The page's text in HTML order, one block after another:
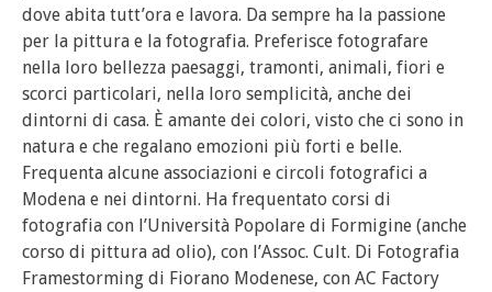
dove abita tutt’ora e lavora. Da sempre ha la passione
per la pittura e la fotografia. Preferisce fotografare
nella loro bellezza paesaggi, tramonti, animali, fiori e
scorci particolari, nella loro semplicità, anche dei
dintorni di casa. È amante dei colori, visto che ci sono in
natura e che regalano emozioni più forti e belle.
Frequenta alcune associazioni e circoli fotografici a
Modena e nei dintorni. Ha frequentato corsi di
fotografia con l’Università Popolare di Formigine (anche
corso di pittura ad olio), con l’Assoc. Cult. Di Fotografia
Framestorming di Fiorano Modenese, con AC Factory